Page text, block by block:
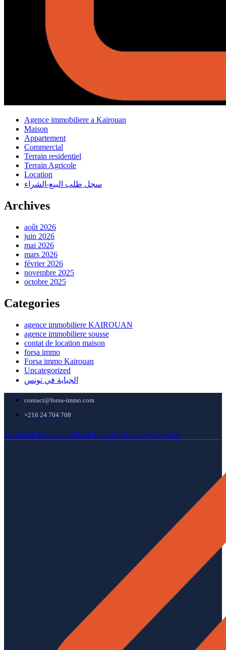
Agence immobiliere a Kairouan
Maison
Appartement
Commercial
Terrain residentiel
Terrain Agricole
Location
سجل طلب البيع-الشراء
Archives
août 2026
juin 2026
mai 2026
mars 2026
février 2026
novembre 2025
octobre 2025
Categories
agence immobiliere KAIROUAN
agence immobiliere sousse
contat de location maison
forsa immo
Forsa immo Kairouan
Uncategorized
الجباية في تونس
contact@forsa-immo.com
+216 24 704 708
Facebook Instagram Tiktok Linkedin Youtube X-twitter